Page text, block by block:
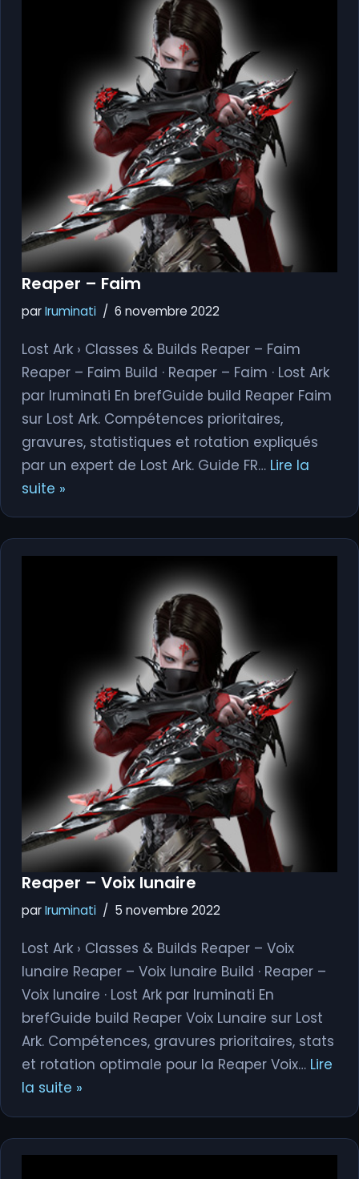
Reaper – Faim
parIruminati 6 novembre 2022
Lost Ark › Classes & Builds Reaper – Faim
Reaper – Faim Build · Reaper – Faim · Lost Ark
par Iruminati En brefGuide build Reaper Faim
sur Lost Ark. Compétences prioritaires,
gravures, statistiques et rotation expliqués
par un expert de Lost Ark. Guide FR… Lire la
suite »
Reaper – Voix lunaire
parIruminati 5 novembre 2022
Lost Ark › Classes & Builds Reaper – Voix
lunaire Reaper – Voix lunaire Build · Reaper –
Voix lunaire · Lost Ark par Iruminati En
brefGuide build Reaper Voix Lunaire sur Lost
Ark. Compétences, gravures prioritaires, stats
et rotation optimale pour la Reaper Voix… Lire
la suite »